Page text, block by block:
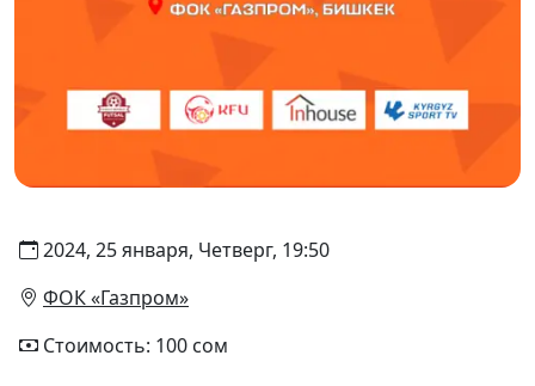
2024, 25 января, Четверг, 19:50
ФОК «Газпром»
Стоимость: 100 сом